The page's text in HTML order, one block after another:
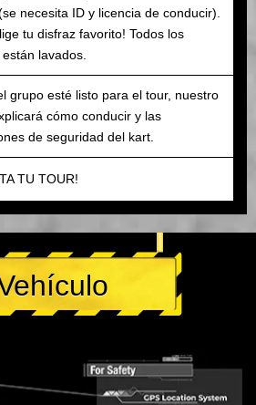
necesita ID y licencia de conducir).
tu disfraz favorito! Todos los
lavados.
grupo esté listo para el tour, nuestro
cómo conducir y las
de seguridad del kart.
TU TOUR!